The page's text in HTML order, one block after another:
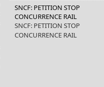
SNCF: PETITION STOP
CONCURRENCE RAIL
SNCF: PETITION STOP
CONCURRENCE RAIL